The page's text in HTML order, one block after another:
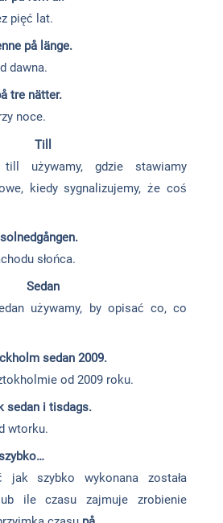
pięć lat.
på länge.
dawna.
tre nätter.
noce.
Till
till używamy, gdzie stawiamy
kiedy sygnalizujemy, że coś
słońca.
Sedan
używamy, by opisać co, co
sedan 2009.
od 2009 roku.
sedan i tisdags.
wtorku.
jak szybko wykonana została
ile czasu zajmuje zrobienie